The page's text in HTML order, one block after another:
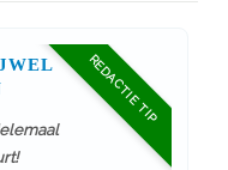
REDACTIE TIP